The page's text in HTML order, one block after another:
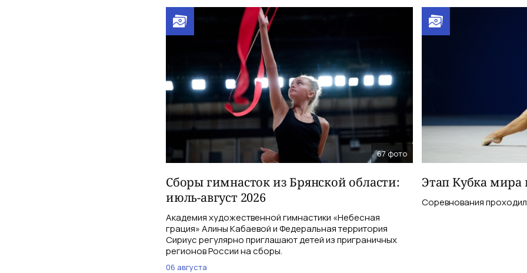
67 фото
Сборы гимнасток из Брянской области:
июль-август 2026
Академия художественной гимнастики «Небесная
грация» Алины Кабаевой и Федеральная территория
Сириус регулярно приглашают детей из приграничных
регионов России на сборы.
06 августа
Этап Кубка мира
Соревнования